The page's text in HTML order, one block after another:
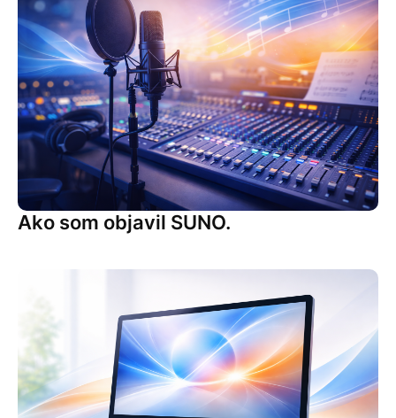
Ako som objavil SUNO.